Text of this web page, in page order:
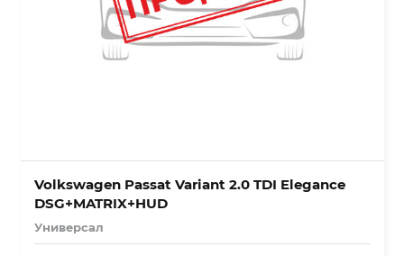
Volkswagen Passat Variant 2.0 TDI Elegance
DSG+MATRIX+HUD
Универсал